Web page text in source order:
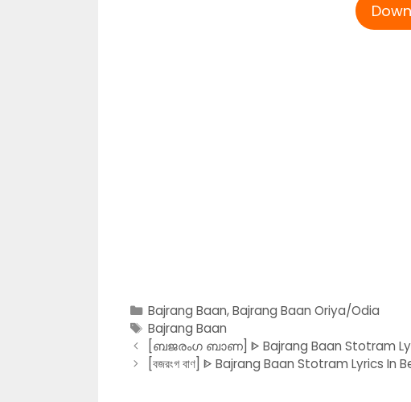
Categories
Bajrang Baan,Bajrang Baan Oriya/Odia
Tags
Bajrang Baan
[ബജരംഗ ബാണ] ᐈ Bajrang Baan Stotram
[বজরংগ বাণ] ᐈ Bajrang Baan Stotram Lyrics In